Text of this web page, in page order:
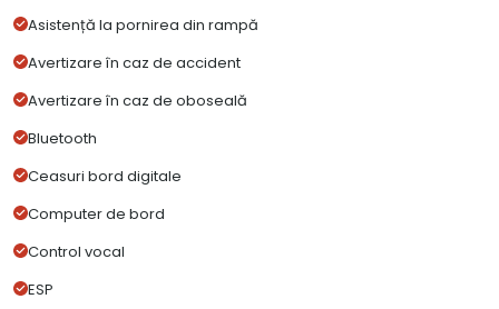
Asistență la pornirea din rampă
Avertizare în caz de accident
Avertizare în caz de oboseală
Bluetooth
Ceasuri bord digitale
Computer de bord
Control vocal
ESP